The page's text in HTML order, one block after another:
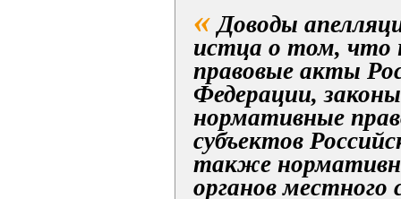
« Доводы
истца о том, что
правовые акты
Федерации,
нормативные
субъектов
также
органов местного